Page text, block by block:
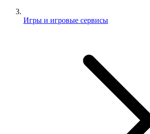
Игры и игровые сервисы